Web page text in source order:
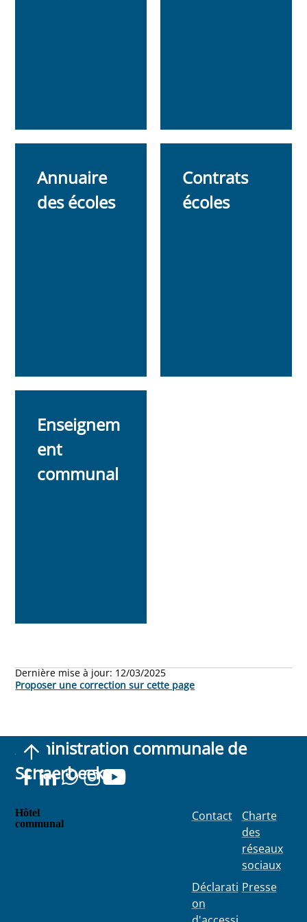
Annuaire
des écoles
Contrats
écoles
Enseignem
ent
communal
Dernière mise à jour: 12/03/2025
Proposer une correction sur cette page
Administration communale de
Schaerbeek
Hôtel
communal
Contact
Déclarati
on
Charte
des
réseaux
sociaux
Presse